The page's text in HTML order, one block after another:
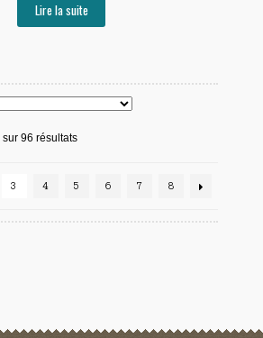
Lire la suite
96 résultats
3 4 5 6 7 8